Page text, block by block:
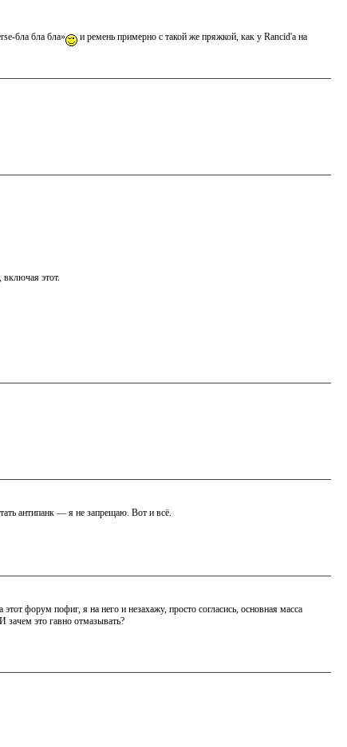
бла бла бла»
и ремень примерно с такой же пряжкой, как у Rancid'а на
включая этот.
антипанк — я не запрещаю. Вот и всё.
форум пофиг, я на него и незахажу, просто согласись, основная масса
это гавно отмазывать?